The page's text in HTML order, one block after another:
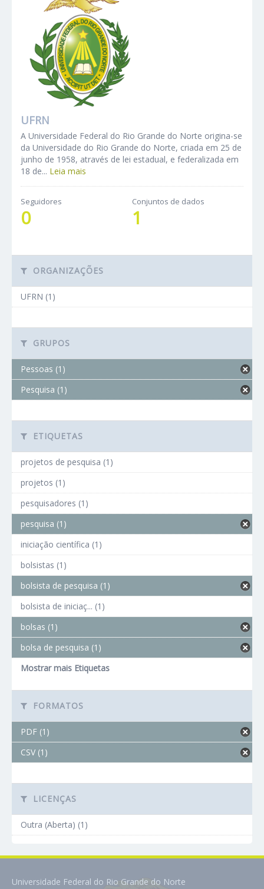
UFRN
A Universidade Federal do Rio Grande do Norte origina-se
da Universidade do Rio Grande do Norte, criada em 25 de
junho de 1958, através de lei estadual, e federalizada em
18 de... Leia mais
Seguidores
0
Conjuntos de dados
1
ORGANIZAÇÕES
UFRN (1)
GRUPOS
Pessoas (1)
Pesquisa (1)
ETIQUETAS
projetos de pesquisa (1)
projetos (1)
pesquisadores (1)
pesquisa (1)
iniciação científica (1)
bolsistas (1)
bolsista de pesquisa (1)
bolsista de iniciaç... (1)
bolsas (1)
bolsa de pesquisa (1)
Mostrar mais Etiquetas
FORMATOS
PDF (1)
CSV (1)
LICENÇAS
Outra (Aberta) (1)
Universidade Federal do Rio Grande do Norte